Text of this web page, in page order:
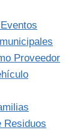
Proveedor
Residuos